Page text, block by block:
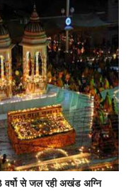
से जल रही अखंड अग्नि